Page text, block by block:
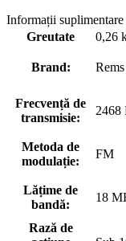
Informații suplimentare
Greutate
0,26
Brand: Rems
Frecvență de
transmisie:
2468
Metoda de
modulație:
FM
Lățime de
bandă:
18
Rază de